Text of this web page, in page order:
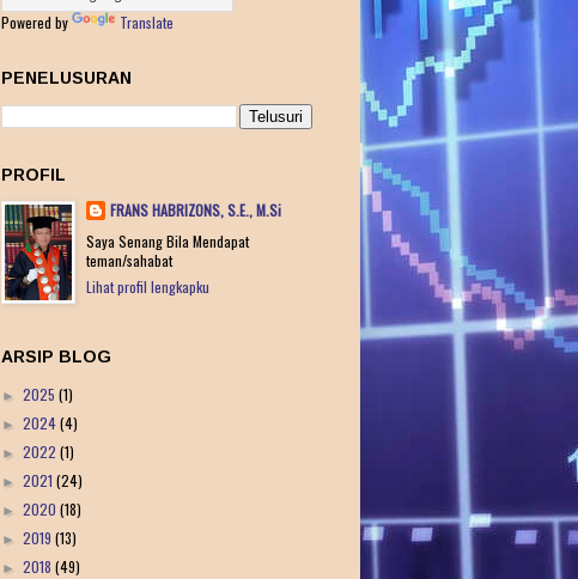
Powered by Translate
PENELUSURAN
PROFIL
FRANS HABRIZONS, S.E., M.Si
Saya Senang Bila Mendapat
teman/sahabat
Lihat profil lengkapku
ARSIP BLOG
► 2025 (1)
► 2024(4)
► 2022 (1)
► 2021 (24)
► 2020 (18)
► 2019 (13)
► 2018 (49)